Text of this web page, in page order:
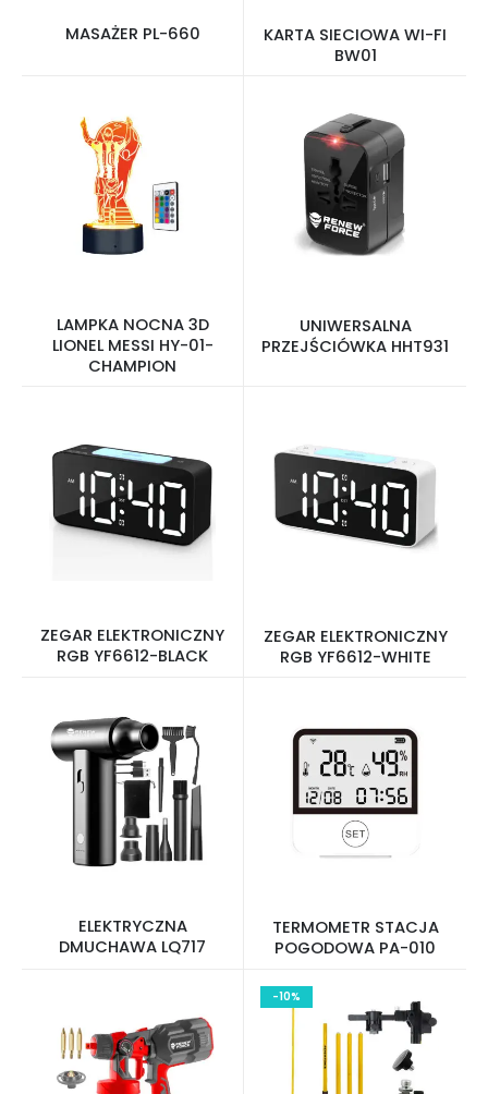
MASAŻER PL-660
KARTA SIECIOWA WI-FI
BW01
LAMPKA NOCNA 3D
LIONEL MESSI HY-01-
CHAMPION
UNIWERSALNA
PRZEJŚCIÓWKA HHT931
ZEGAR ELEKTRONICZNY
RGB YF6612-BLACK
ZEGAR ELEKTRONICZNY
RGB YF6612-WHITE
ELEKTRYCZNA
DMUCHAWA LQ717
TERMOMETR STACJA
POGODOWA PA-010
-10%